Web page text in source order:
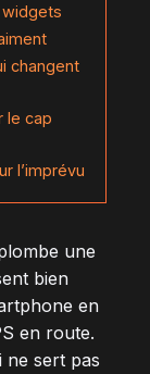
widgets
changent
le cap
l’imprévu
une
bien
en
en route.
ne sert pas